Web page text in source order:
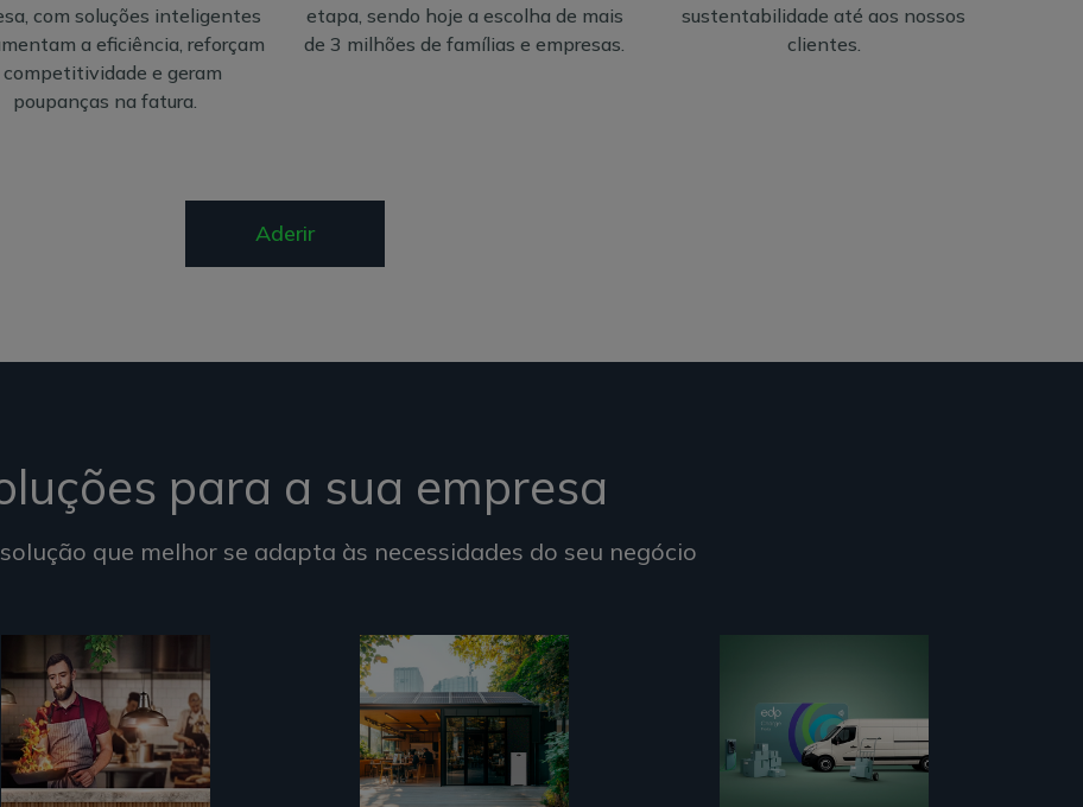
com soluções inteligentes
a eficiência, reforçam
competitividade e geram
poupanças na fatura.
etapa, sendo hoje a escolha de mais
de 3 milhões de famílias e empresas.
sustentabilidade até aos nossos
clientes.
Aderir
para a sua empresa
que melhor se adapta às necessidades do seu negócio